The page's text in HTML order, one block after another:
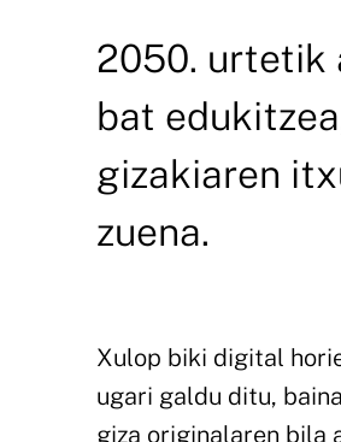
2050. urtetik
bat
gizakiaren
zuena.
Xulop biki digital
ugari galdu ditu,
giza originalaren bila